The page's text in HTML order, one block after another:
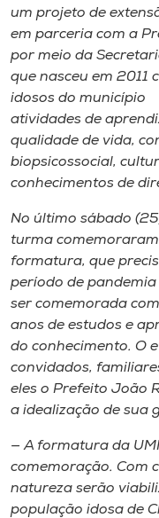
Unoesc
Store
Selecione
o idioma
A+
A-
um projeto de
em parceria com a
por meio da
que nasceu em 2011
idosos do município
atividades de
qualidade de vida,
biopsicossocial,
conhecimentos de
No último sábado
turma
formatura, que
período de
ser comemorada
anos de estudos e
do conhecimento. O
convidados,
eles o Prefeito João
a idealização de sua
— A formatura da
comemoração. Com
natureza serão
população idosa de